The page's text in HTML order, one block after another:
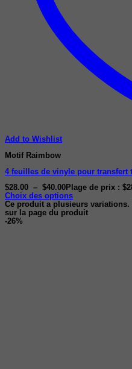
Add to Wishlist
Motif Raimbow
4 feuilles de vinyle pour transfert
$28.00 – $40.00 Plage de prix :
Choix des options
Ce produit a plusieurs
sur la page du produit
-26%